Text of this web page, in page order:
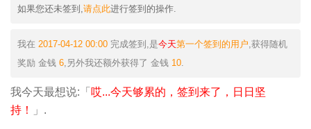
如果您还未签到,请点此进行签到的操作.
我在 2017-04-12 00:00 完成签到,是今天第一个签到的用户,获得随机
奖励 金钱 6,另外我还额外获得了 金钱 10.
我今天最想说:「 哎...今天够累的，签到来了，日日坚
持！
」.